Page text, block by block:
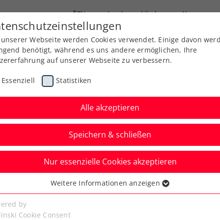
ÖTV Landesverbände News
Ausbildung Services Über uns
Aktuelle News
Webseite werden Cookies verwendet. Einige davon
benötigt, während es uns andere ermöglichen, Ihre
auf unserer Webseite zu verbessern.
Essenziell Statistiken
Alle akzeptieren
Speichern & schließen
Nur essenzielle Cookies akzeptieren
Cookies werden für grundlegende Funktionen der
benötigt. Dadurch ist gewährleistet, dass die Webseite
Weitere Informationen anzeigen
by
Cookie Consent